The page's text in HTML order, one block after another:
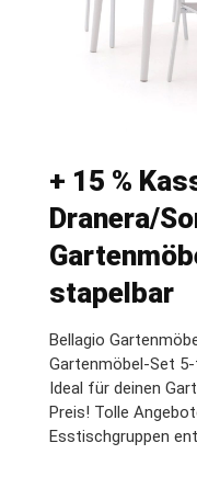
+ 15 %
Dranera/
stapelbar
Bellagio
Gartenmöbel-Set
Ideal für deinen
Preis! Tolle
Esstischgruppen